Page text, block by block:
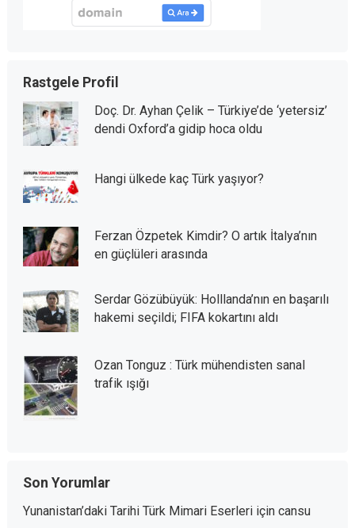
Rastgele Profil
Doç. Dr. Ayhan Çelik – Türkiye’de ‘yetersiz’
dendi Oxford’a gidip hoca oldu
Hangi ülkede kaç Türk yaşıyor?
Ferzan Özpetek Kimdir? O artık İtalya’nın
en güçlüleri arasında
Serdar Gözübüyük: Holllanda’nın en başarılı
hakemi seçildi; FIFA kokartını aldı
Ozan Tonguz : Türk mühendisten sanal
trafik ışığı
Son Yorumlar
Yunanistan’daki Tarihi Türk Mimari Eserleriiçin cansu